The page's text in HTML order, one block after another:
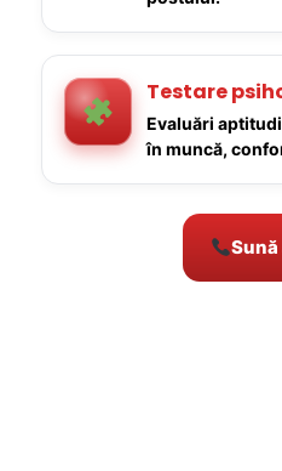
Testare
Evaluări
în muncă,